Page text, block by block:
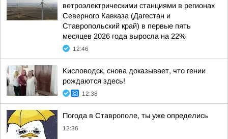
ветроэлектрическими станциями в регионах
Северного Кавказа (Дагестан и
Ставропольский край) в первые пять
месяцев 2026 года выросла на 22%
12:46
Кисловодск, снова доказывает, что гении
рождаются здесь!
12:38
Погода в Ставрополе, ты уже определись
12:36